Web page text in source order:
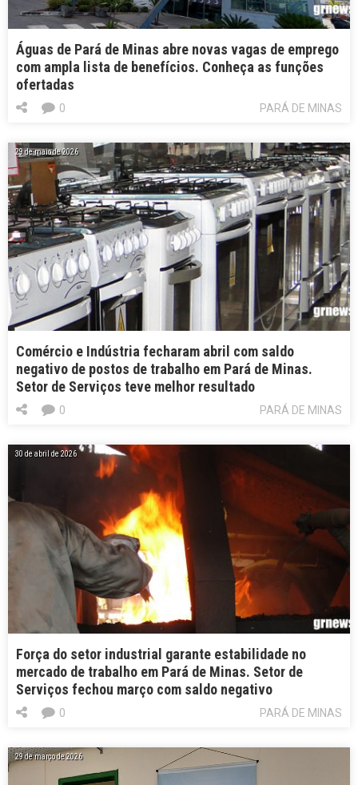
Águas de Pará de Minas abre novas vagas de emprego
com ampla lista de benefícios. Conheça as funções
ofertadas
PARÁ DE MINAS
0
29 de maio de 2026
Comércio e Indústria fecharam abril com saldo
negativo de postos de trabalho em Pará de Minas.
Setor de Serviços teve melhor resultado
PARÁ DE MINAS
0
30 de abril de 2026
Força do setor industrial garante estabilidade no
mercado de trabalho em Pará de Minas. Setor de
Serviços fechou março com saldo negativo
PARÁ DE MINAS
0
29 de março de 2026